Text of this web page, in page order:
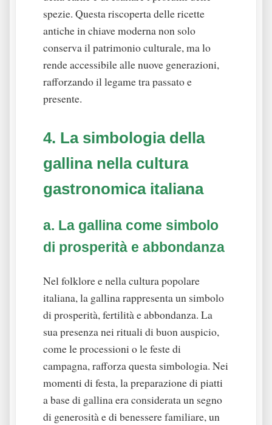
spezie. Questa riscoperta delle ricette
antiche in chiave moderna non solo
conserva il patrimonio culturale, ma lo
rende accessibile alle nuove generazioni,
rafforzando il legame tra passato e
presente.
4. La simbologia della
gallina nella cultura
gastronomica italiana
a. La gallina come simbolo
di prosperità e abbondanza
Nel folklore e nella cultura popolare
italiana, la gallina rappresenta un simbolo
di prosperità, fertilità e abbondanza. La
sua presenza nei rituali di buon auspicio,
come le processioni o le feste di
campagna, rafforza questa simbologia. Nei
momenti di festa, la preparazione di piatti
a base di gallina era considerata un segno
di generosità e di benessere familiare, un